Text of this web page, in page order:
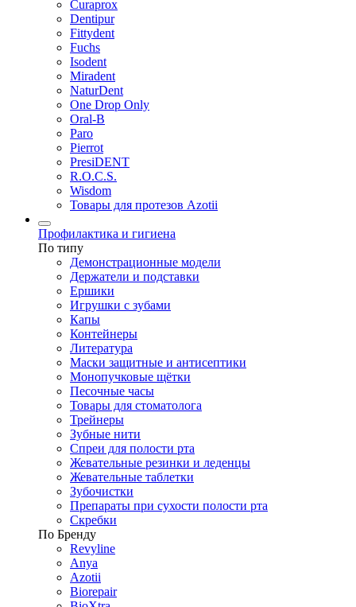
Curaprox
Dentipur
Fittydent
Fuchs
Isodent
Miradent
NaturDent
One Drop Only
Oral-B
Paro
Pierrot
PresiDENT
R.O.C.S.
Wisdom
Товары для протезов Azotii
Профилактика и гигиена
По типу
Демонстрационные модели
Держатели и подставки
Ершики
Игрушки с зубами
Капы
Контейнеры
Литература
Маски защитные и антисептики
Монопучковые щётки
Песочные часы
Товары для стоматолога
Трейнеры
Зубные нити
Спреи для полости рта
Жевательные резинки и леденцы
Жевательные таблетки
Зубочистки
Препараты при сухости полости рта
Скребки
По Бренду
Revyline
Anya
Azotii
Biorepair